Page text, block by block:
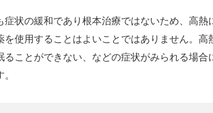
症状の緩和であり根本治療ではないため、高熱
を使用することはよいことではありません。高
ることができない、などの症状がみられる場合